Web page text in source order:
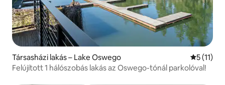
Társasházi lakás – Lake Oswego Átlagos
5 (11)
Felújított 1 hálószobás lakás az Oswego-tónál parkolóval!